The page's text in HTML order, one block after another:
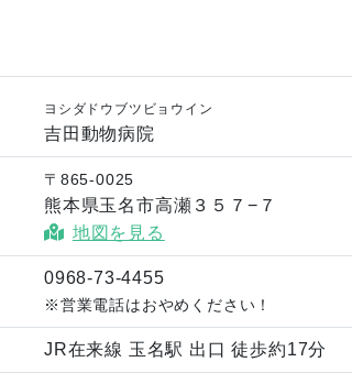
ヨシダドウブツビョウイン
吉田動物病院
〒865-0025
熊本県玉名市高瀬３５７−７
地図を見る
0968-73-4455
※営業電話はおやめください！
JR在来線 玉名駅 出口 徒歩約17分